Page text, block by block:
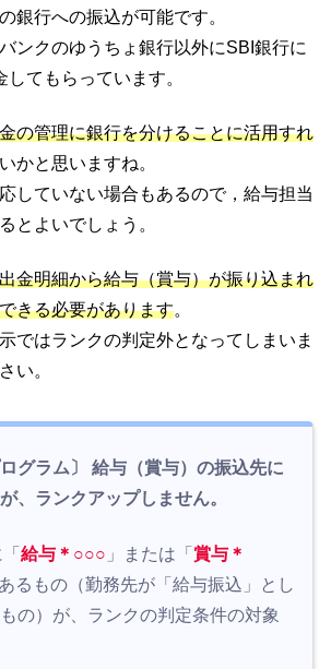
銀行への振込が可能です。
ンクのゆうちょ銀行以外にSBI銀行に
てもらっています。
の管理に銀行を分けることに活用すれ
かと思いますね。
していない場合もあるので，給与担当
とよいでしょう。
金明細から給与（賞与）が振り込まれ
きる必要があります。
ではランクの判定外となってしまいま
い。
グラム〕 給与（賞与）の振込先に
、ランクアップしません。
給与＊○○○ 」または「 賞与＊
るもの（勤務先が「給与振込」とし
の）が、ランクの判定条件の対象